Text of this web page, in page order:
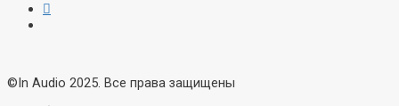
©In Audio 2025. Все права защищены